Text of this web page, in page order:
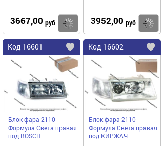
3667,00 руб Купить
3952,00 руб
Код 16601
Добавить
в
избранное
Блок фара 2110
Формула Света правая
под BOSCH
Код 16602
в
Блок фара 2110
Формула Света правая
под КИРЖАЧ